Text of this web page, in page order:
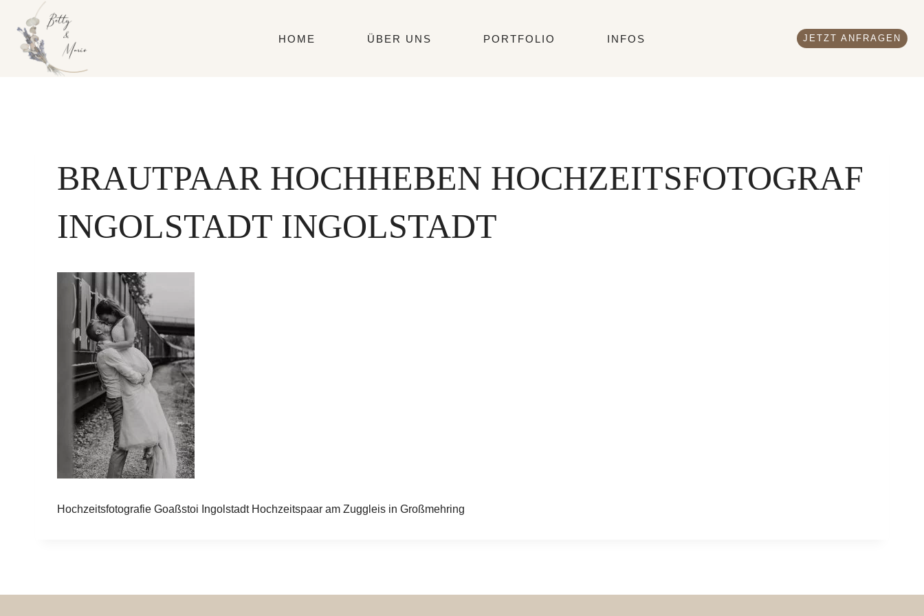
Inhalt
springen
HOME ÜBER UNS PORTFOLIO INFOS JETZT ANFRAGEN
BRAUTPAAR HOCHHEBEN HOCHZEITSFOTOGRAF
INGOLSTADT INGOLSTADT
Hochzeitsfotografie Goaßstoi Ingolstadt Hochzeitspaar am Zuggleis in Großmehring